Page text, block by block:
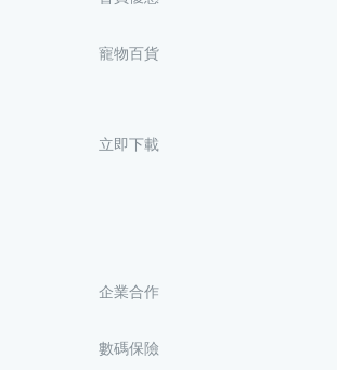
寵物百貨
立即下載
企業合作
數碼保險